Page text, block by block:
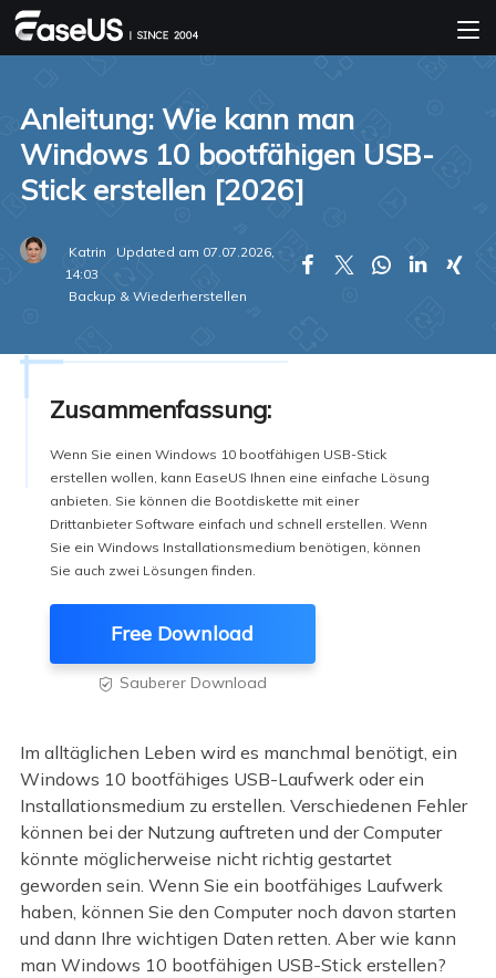
Anleitung: Wie kann man
Windows 10 bootfähigen USB-
Stick erstellen [2026]
Katrin
Updated am 07.07.2026,
14:03
Backup & Wiederherstellen
    
Zusammenfassung:
Wenn Sie einen Windows 10 bootfähigen USB-Stick
erstellen wollen, kann EaseUS Ihnen eine einfache Lösung
anbieten. Sie können die Bootdiskette mit einer
Drittanbieter Software einfach und schnell erstellen. Wenn
Sie ein Windows Installationsmedium benötigen, können
Sie auch zwei Lösungen finden.
Free Download
 Sauberer Download
Im alltäglichen Leben wird es manchmal benötigt, ein
Windows 10 bootfähiges USB-Laufwerk oder ein
Installationsmedium zu erstellen. Verschiedenen Fehler
können bei der Nutzung auftreten und der Computer
könnte möglicherweise nicht richtig gestartet
geworden sein. Wenn Sie ein bootfähiges Laufwerk
haben, können Sie den Computer noch davon starten
und dann Ihre wichtigen Daten retten. Aber wie kann
man Windows 10 bootfähigen USB-Stick erstellen?